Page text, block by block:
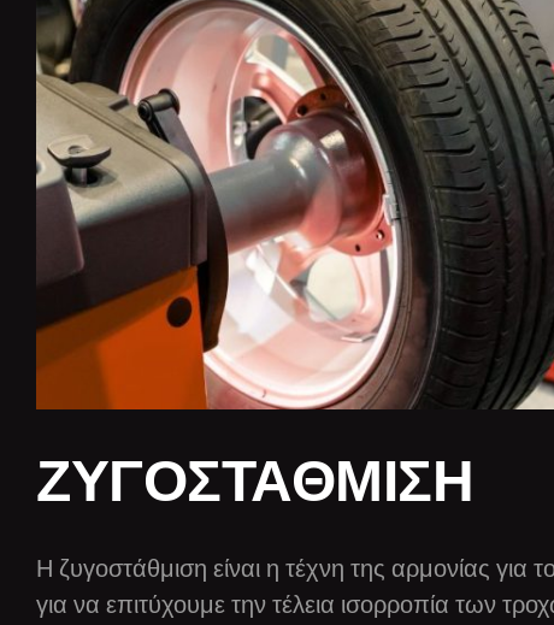
ΖΥΓΟΣΤΑΘΜΙΣΗ
Η ζυγοστάθμιση είναι η τέχνη της αρμονίας
για να επιτύχουμε την τέλεια ισορροπία των